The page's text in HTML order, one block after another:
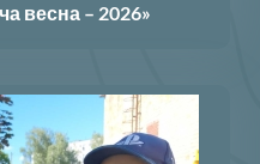
весна – 2026»